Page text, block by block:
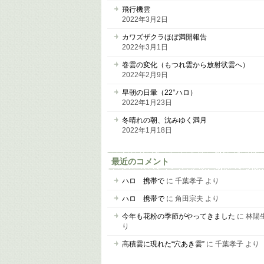
飛行機雲
2022年3月2日
カワズザクラほぼ満開報告
2022年3月1日
巻雲の変化（もつれ雲から放射状雲へ）
2022年2月9日
早朝の日暈（22°ハロ）
2022年1月23日
冬晴れの朝、沈みゆく満月
2022年1月18日
最近のコメント
ハロ 携帯で に 千葉孝子 より
ハロ 携帯で に 角田宗夫 より
今年も花粉の季節がやってきました に 林陽
り
高積雲に現れた“穴あき雲” に 千葉孝子 より